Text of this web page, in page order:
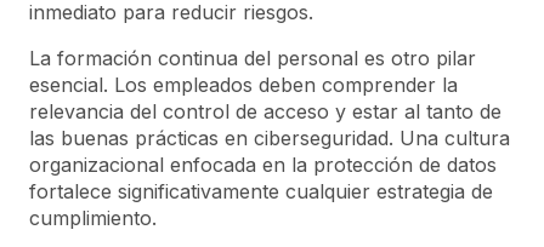
inmediato para reducir riesgos.
La formación continua del personal es otro pilar
esencial. Los empleados deben comprender la
relevancia del control de acceso y estar al tanto de
las buenas prácticas en ciberseguridad. Una cultura
organizacional enfocada en la protección de datos
fortalece significativamente cualquier estrategia de
cumplimiento.